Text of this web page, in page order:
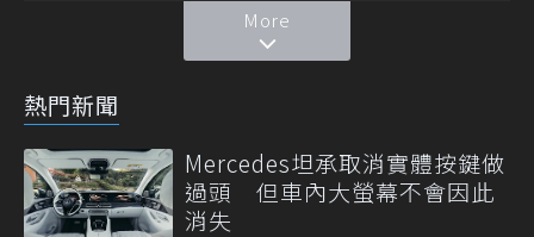
More
熱門新聞
Mercedes坦承取消實體按鍵做
過頭 但車內大螢幕不會因此
消失